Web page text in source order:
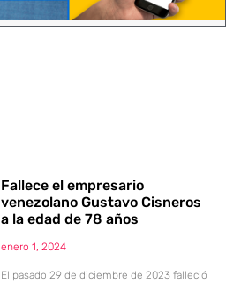
Fallece el empresario
venezolano Gustavo Cisneros
a la edad de 78 años
enero 1, 2024
El pasado 29 de diciembre de 2023 falleció